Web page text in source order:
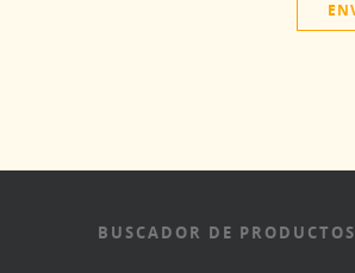
BUSCADOR DE PRODUCTOS